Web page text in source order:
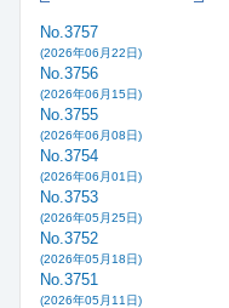
No.3757
(2026年06月22日)
No.3756
(2026年06月15日)
No.3755
(2026年06月08日)
No.3754
(2026年06月01日)
No.3753
(2026年05月25日)
No.3752
(2026年05月18日)
No.3751
(2026年05月11日)